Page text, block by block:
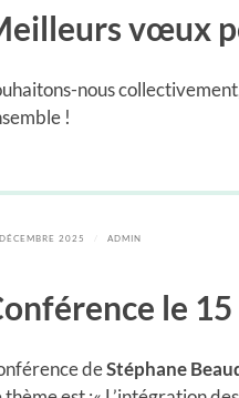
vœux
nous
!
2025 ADMIN
le
deStéphane